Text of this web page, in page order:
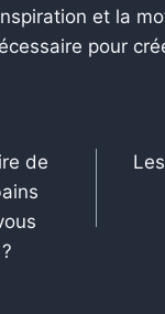
et la
pour
de